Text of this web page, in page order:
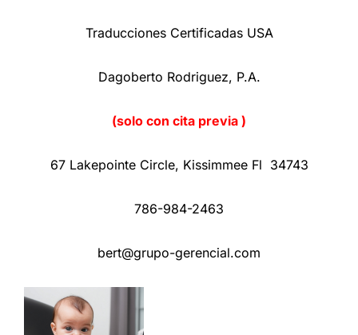
Traducciones Certificadas USA
Dagoberto Rodriguez, P.A.
(solo con cita previa )
67 Lakepointe Circle, Kissimmee Fl 34743
786-984-2463
bert@grupo-gerencial.com